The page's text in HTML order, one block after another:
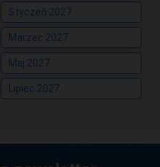
Styczeń 2027
Marzec 2027
Maj 2027
Lipiec 2027